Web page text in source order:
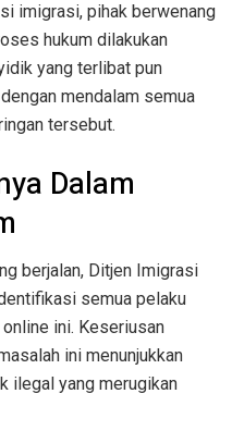
imigrasi, pihak berwenang
hukum dilakukan
yang terlibat pun
mendalam semua
tersebut.
Dalam
berjalan, Ditjen Imigrasi
semua pelaku
ini. Keseriusan
ini menunjukkan
ilegal yang merugikan